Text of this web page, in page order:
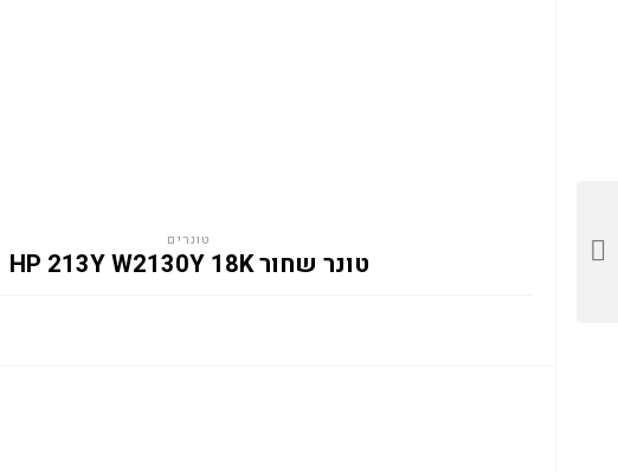
טונרים
טונר שחור HP 213Y W2130Y 18K